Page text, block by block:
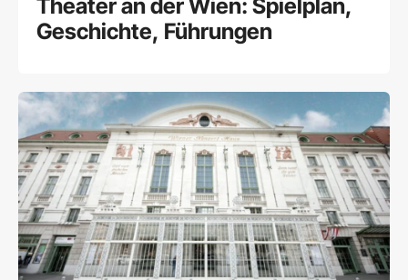
Theater an der Wien: Spielplan,
Geschichte, Führungen